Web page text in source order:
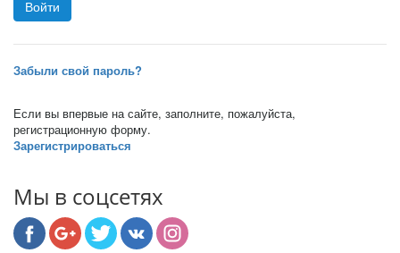
Забыли свой пароль?
Если вы впервые на сайте, заполните, пожалуйста,
регистрационную форму.
Зарегистрироваться
Мы в соцсетях